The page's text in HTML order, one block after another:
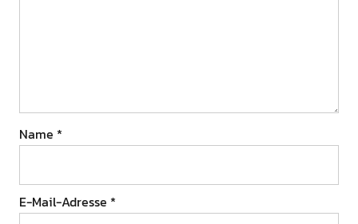
Name *
E-Mail-Adresse *